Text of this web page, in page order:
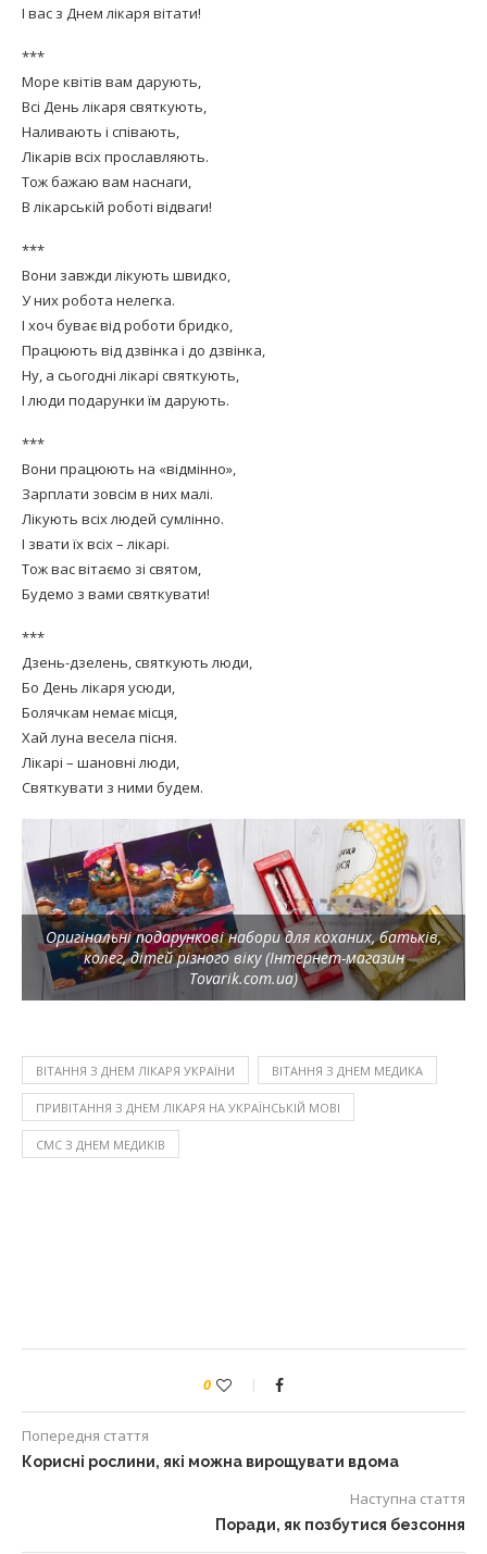
І вас з Днем лікаря вітати!
***
Море квітів вам дарують,
Всі День лікаря святкують,
Наливають і співають,
Лікарів всіх прославляють.
Тож бажаю вам наснаги,
В лікарській роботі відваги!
***
Вони завжди лікують швидко,
У них робота нелегка.
І хоч буває від роботи бридко,
Працюють від дзвінка і до дзвінка,
Ну, а сьогодні лікарі святкують,
І люди подарунки їм дарують.
***
Вони працюють на «відмінно»,
Зарплати зовсім в них малі.
Лікують всіх людей сумлінно.
І звати їх всіх – лікарі.
Тож вас вітаємо зі святом,
Будемо з вами святкувати!
***
Дзень-дзелень, святкують люди,
Бо День лікаря усюди,
Болячкам немає місця,
Хай луна весела пісня.
Лікарі – шановні люди,
Святкувати з ними будем.
Оригінальні подарункові набори для коханих, батьків,
колег, дітей різного віку (Інтернет-магазин
Tovarik.com.ua)
ВІТАННЯ З ДНЕМ ЛІКАРЯ УКРАЇНИ ВІТАННЯ З ДНЕМ МЕДИКА
ПРИВІТАННЯ З ДНЕМ ЛІКАРЯ НА УКРАЇНСЬКІЙ МОВІ
СМС З ДНЕМ МЕДИКІВ
0
Попередня стаття
Корисні рослини, які можна вирощувати вдома
Наступна стаття
Поради, як позбутися безсоння